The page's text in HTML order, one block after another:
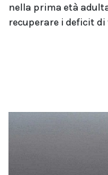
nella prima età
recuperare i deficit